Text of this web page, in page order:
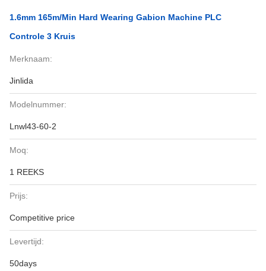
1.6mm 165m/Min Hard Wearing Gabion Machine PLC
Controle 3 Kruis
Merknaam:
Jinlida
Modelnummer:
Lnwl43-60-2
Moq:
1 REEKS
Prijs:
Competitive price
Levertijd:
50days